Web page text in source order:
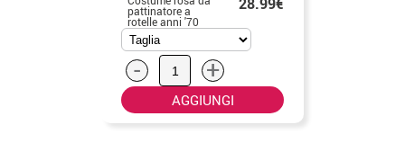
pattinatore a
rotelle anni '70
per uomo
- +
AGGIUNGI